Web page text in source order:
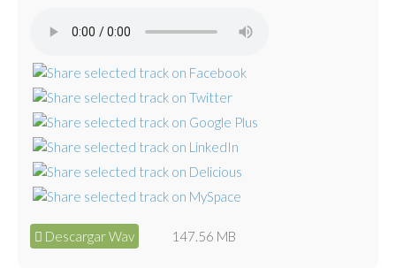
Descargar Wav 147.56 MB